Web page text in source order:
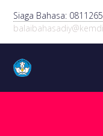
Siaga Bahasa: